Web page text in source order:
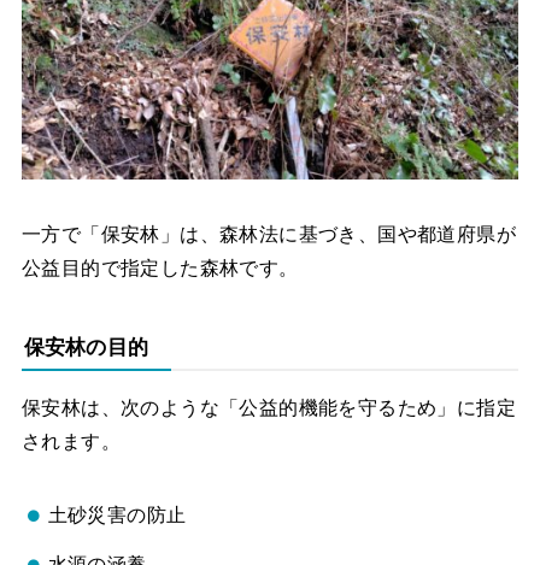
一方で「保安林」は、森林法に基づき、国や都道府県が
公益目的で指定した森林です。
保安林の目的
保安林は、次のような「公益的機能を守るため」に指定
されます。
土砂災害の防止